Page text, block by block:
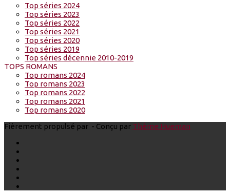
Top séries 2024
Top séries 2023
Top séries 2022
Top séries 2021
Top séries 2020
Top séries 2019
Top séries décennie 2010-2019
TOPS ROMANS
Top romans 2024
Top romans 2023
Top romans 2022
Top romans 2021
Top romans 2020
Fièrement propulsé par - Conçu par Thème Hueman